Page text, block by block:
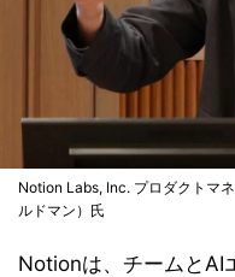
Notion Labs, Inc. プロダクトマ
ルドマン）氏
Notionは、チームとAI